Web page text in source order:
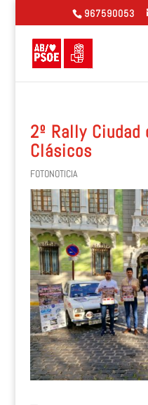
967590053
2º Rally Ciudad
Clásicos
FOTONOTICIA